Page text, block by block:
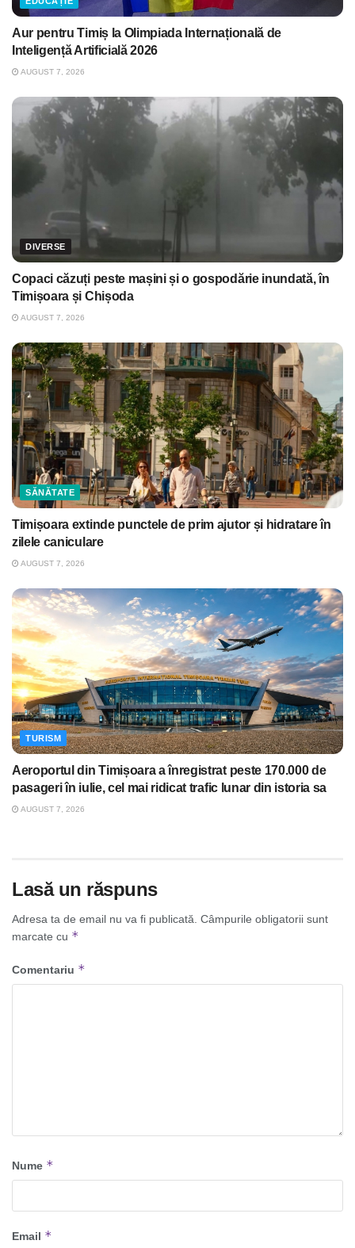
Aur pentru Timiș la Olimpiada Internațională de
Inteligență Artificială 2026
AUGUST 7, 2026
DIVERSE
Copaci căzuți peste mașini și o gospodărie inundată, în
Timișoara și Chișoda
AUGUST 7, 2026
SĂNĂTATE
Timișoara extinde punctele de prim ajutor și hidratare în
zilele caniculare
AUGUST 7, 2026
TURISM
Aeroportul din Timișoara a înregistrat peste 170.000 de
pasageri în iulie, cel mai ridicat trafic lunar din istoria sa
AUGUST 7, 2026
Lasă un răspuns
Adresa ta de email nu va fi publicată. Câmpurile obligatorii sunt
marcate cu *
Comentariu *
Nume *
Email *